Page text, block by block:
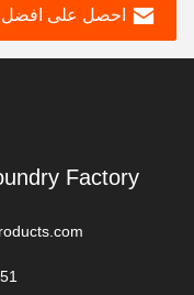
احصل على
Factory